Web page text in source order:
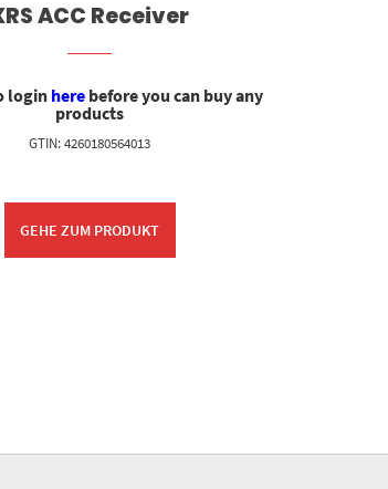
ACC Receiver
login here before you can buy any
products
GTIN: 4260180564013
GEHE ZUM PRODUKT